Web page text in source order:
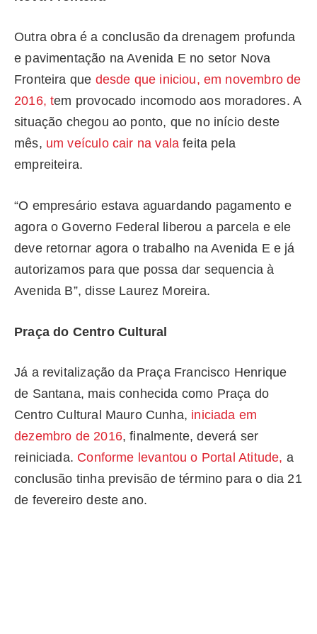
Outra obra é a conclusão da drenagem profunda
e pavimentação na Avenida E no setor Nova
Fronteira que desde que iniciou, em novembro de
2016, tem provocado incomodo aos moradores. A
situação chegou ao ponto, que no início deste
mês, um veículo cair na vala feita pela
empreiteira.
“O empresário estava aguardando pagamento e
agora o Governo Federal liberou a parcela e ele
deve retornar agora o trabalho na Avenida E e já
autorizamos para que possa dar sequencia à
Avenida B”, disse Laurez Moreira.
Praça do Centro Cultural
Já a revitalização da Praça Francisco Henrique
de Santana, mais conhecida como Praça do
Centro Cultural Mauro Cunha, iniciada em
dezembro de 2016, finalmente, deverá ser
reiniciada. Conforme levantou o Portal Atitude, a
conclusão tinha previsão de término para o dia 21
de fevereiro deste ano.